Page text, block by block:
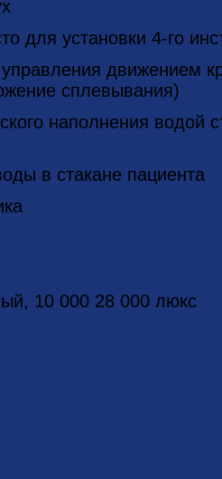
для установки 4-го
движением
сплевывания)
наполнения водой
в стакане пациента
10 000 28 000 люкс